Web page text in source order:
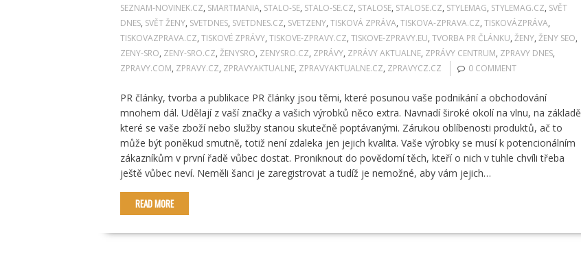
SEZNAM-NOVINEK.CZ, SMARTMANIA, STALO-SE, STALO-SE.CZ, STALOSE, STALOSE.CZ, STYLEMAG, STYLEMAG.CZ, SVĚT
DNES, SVĚT ŽENY, SVETDNES, SVETDNES.CZ, SVETZENY, TISKOVÁ ZPRÁVA, TISKOVA-ZPRAVA.CZ, TISKOVÁZPRÁVA,
TISKOVAZPRAVA.CZ, TISKOVÉ ZPRÁVY, TISKOVE-ZPRAVY.CZ, TISKOVE-ZPRAVY.EU, TVORBA PR ČLÁNKU, ŽENY, ŽENY SEO,
ZENY-SRO, ZENY-SRO.CZ, ŽENYSRO, ZENYSRO.CZ, ZPRÁVY, ZPRÁVY AKTUALNE, ZPRÁVY CENTRUM, ZPRAVY DNES,
ZPRAVY.COM, ZPRAVY.CZ, ZPRAVYAKTUALNE, ZPRAVYAKTUALNE.CZ, ZPRAVYCZ.CZ 0 COMMENT
PR články, tvorba a publikace PR články jsou těmi, které posunou vaše podnikání a obchodování
mnohem dál. Udělají z vaší značky a vašich výrobků něco extra. Navnadí široké okolí na vlnu, na základě
které se vaše zboží nebo služby stanou skutečně poptávanými. Zárukou oblíbenosti produktů, ač to
může být poněkud smutně, totiž není zdaleka jen jejich kvalita. Vaše výrobky se musí k potencionálním
zákazníkům v první řadě vůbec dostat. Proniknout do povědomí těch, kteří o nich v tuhle chvíli třeba
ještě vůbec neví. Neměli šanci je zaregistrovat a tudíž je nemožné, aby vám jejich…
READ MORE